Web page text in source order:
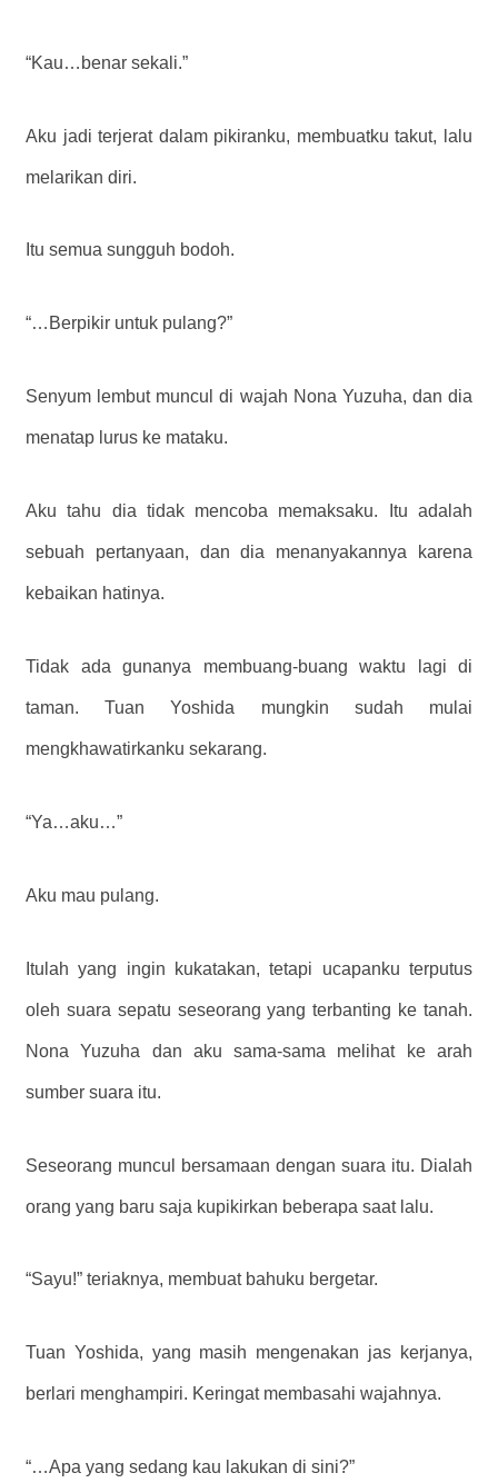
“Kau…benar sekali.”
Aku jadi terjerat dalam pikiranku, membuatku takut, lalu
melarikan diri.
Itu semua sungguh bodoh.
“…Berpikir untuk pulang?”
Senyum lembut muncul di wajah Nona Yuzuha, dan dia
menatap lurus ke mataku.
Aku tahu dia tidak mencoba memaksaku. Itu adalah
sebuah pertanyaan, dan dia menanyakannya karena
kebaikan hatinya.
Tidak ada gunanya membuang-buang waktu lagi di
taman. Tuan Yoshida mungkin sudah mulai
mengkhawatirkanku sekarang.
“Ya…aku…”
Aku mau pulang.
Itulah yang ingin kukatakan, tetapi ucapanku terputus
oleh suara sepatu seseorang yang terbanting ke tanah.
Nona Yuzuha dan aku sama-sama melihat ke arah
sumber suara itu.
Seseorang muncul bersamaan dengan suara itu. Dialah
orang yang baru saja kupikirkan beberapa saat lalu.
“Sayu!” teriaknya, membuat bahuku bergetar.
Tuan Yoshida, yang masih mengenakan jas kerjanya,
berlari menghampiri. Keringat membasahi wajahnya.
“…Apa yang sedang kau lakukan di sini?”